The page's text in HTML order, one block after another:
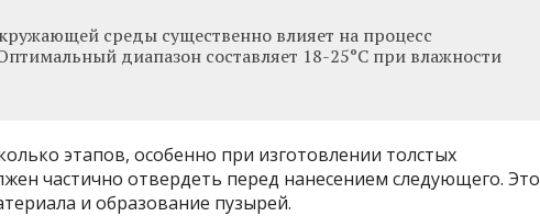
среды существенно влияет на процесс
диапазон составляет 18-25°C при влажности
этапов, особенно при изготовлении толстых
частично отвердеть перед нанесением следующего. Это
и образование пузырей.